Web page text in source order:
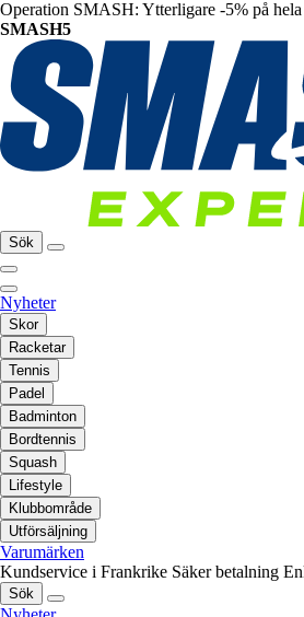
Operation SMASH: Ytterligare -5% på hela
SMASH5
Sök
Nyheter
Skor
Racketar
Tennis
Padel
Badminton
Bordtennis
Squash
Lifestyle
Klubbområde
Utförsäljning
Varumärken
Kundservice i Frankrike Säker betalning
Sök